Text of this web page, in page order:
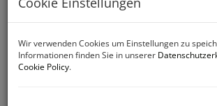
Wir verwenden Cookies um Einstellungen zu
Informationen finden Sie in unserer
Cookie Policy.